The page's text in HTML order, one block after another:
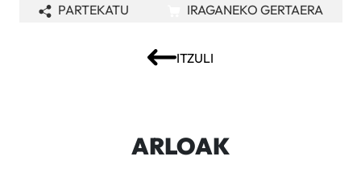
ITZULI
PARTEKATU IRAGANEKO GERTAERA
ARLOAK